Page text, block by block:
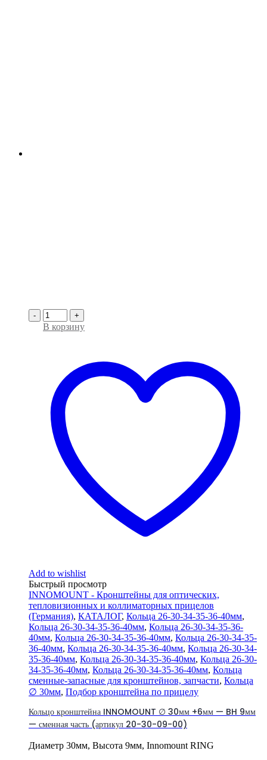
- +
В корзину
Add to wishlist
Быстрый просмотр
INNOMOUNT - Кронштейны для оптических,
тепловизионных и коллиматорных прицелов
(Германия), КАТАЛОГ, Кольца 26-30-34-35-36-40мм,
Кольца 26-30-34-35-36-40мм, Кольца 26-30-34-35-36-
40мм, Кольца 26-30-34-35-36-40мм, Кольца 26-30-34-35-
36-40мм, Кольца 26-30-34-35-36-40мм, Кольца 26-30-34-
35-36-40мм, Кольца 26-30-34-35-36-40мм, Кольца 26-30-
34-35-36-40мм, Кольца 26-30-34-35-36-40мм, Кольца
сменные-запасные для кронштейнов, запчасти, Кольца
∅ 30мм, Подбор кронштейна по прицелу
Кольцо кронштейна INNOMOUNT ∅ 30мм +6мм — BH 9мм
— сменная часть (артикул 20-30-09-00)
Диаметр 30мм, Высота 9мм, Innomount RING